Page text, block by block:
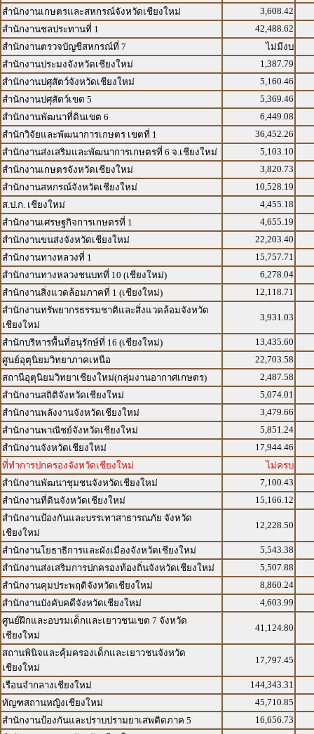
สำนักงานเกษตรและสหกรณ์จังหวัดเชียงใหม่
3,608.42
สำนักงานชลประทานที่ 1
42,488.62
สำนักงานตรวจบัญชีสหกรณ์ที่ 7
ไม่มีงบ
สำนักงานประมงจังหวัดเชียงใหม่
1,387.79
สำนักงานปศุสัตว์จังหวัดเชียงใหม่
5,160.46
สำนักงานปศุสัตว์เขต 5
5,369.46
สำนักงานพัฒนาที่ดินเขต 6
6,449.08
สำนักวิจัยและพัฒนาการเกษตร เขตที่ 1
36,452.26
สำนักงานส่งเสริมและพัฒนาการเกษตรที่ 6 จ.เชียงใหม่
5,103.10
สำนักงานเกษตรจังหวัดเชียงใหม่
3,820.73
สำนักงานสหกรณ์จังหวัดเชียงใหม่
10,528.19
ส.ป.ก. เชียงใหม่
4,455.18
สำนักงานเศรษฐกิจการเกษตรที่ 1
4,655.19
สำนักงานขนส่งจังหวัดเชียงใหม่
22,203.40
สำนักงานทางหลวงที่ 1
15,757.71
สำนักงานทางหลวงชนบทที่ 10 (เชียงใหม่)
6,278.04
สำนักงานสิ่งแวดล้อมภาคที่ 1 (เชียงใหม่)
12,118.71
สำนักงานทรัพยากรธรรมชาติและสิ่งแวดล้อมจังหวัด
เชียงใหม่
3,931.03
สำนักบริหารพื้นที่อนุรักษ์ที่ 16 (เชียงใหม่)
13,435.60
ศูนย์อุตุนิยมวิทยาภาคเหนือ
22,703.58
สถานีอุตุนิยมวิทยาเชียงใหม่(กลุ่มงานอากาศเกษตร)
2,487.58
สำนักงานสถิติจังหวัดเชียงใหม่
5,074.01
สำนักงานพลังงานจังหวัดเชียงใหม่
3,479.66
สำนักงานพาณิชย์จังหวัดเชียงใหม่
5,851.24
สำนักงานจังหวัดเชียงใหม่
17,944.46
ที่ทำการปกครองจังหวัดเชียงใหม่
ไม่ครบ
สำนักงานพัฒนาชุมชนจังหวัดเชียงใหม่
7,100.43
สำนักงานที่ดินจังหวัดเชียงใหม่
15,166.12
สำนักงานป้องกันและบรรเทาสาธารณภัย จังหวัด
เชียงใหม่
12,228.50
สำนักงานโยธาธิการและผังเมืองจังหวัดเชียงใหม่
5,543.38
สำนักงานส่งเสริมการปกครองท้องถิ่นจังหวัดเชียงใหม่
5,507.88
สำนักงานคุมประพฤติจังหวัดเชียงใหม่
8,860.24
สำนักงานบังคับคดีจังหวัดเชียงใหม่
4,603.99
ศูนย์ฝึกและอบรมเด็กและเยาวชนเขต 7 จังหวัด
เชียงใหม่
41,124.80
สถานพินิจและคุ้มครองเด็กและเยาวชนจังหวัด
เชียงใหม่
17,797.45
เรือนจำกลางเชียงใหม่
144,343.31
ทัญฑสถานหญิงเชียงใหม่
45,710.85
สำนักงานป้องกันและปราบปรามยาเสพติดภาค 5
16,656.73